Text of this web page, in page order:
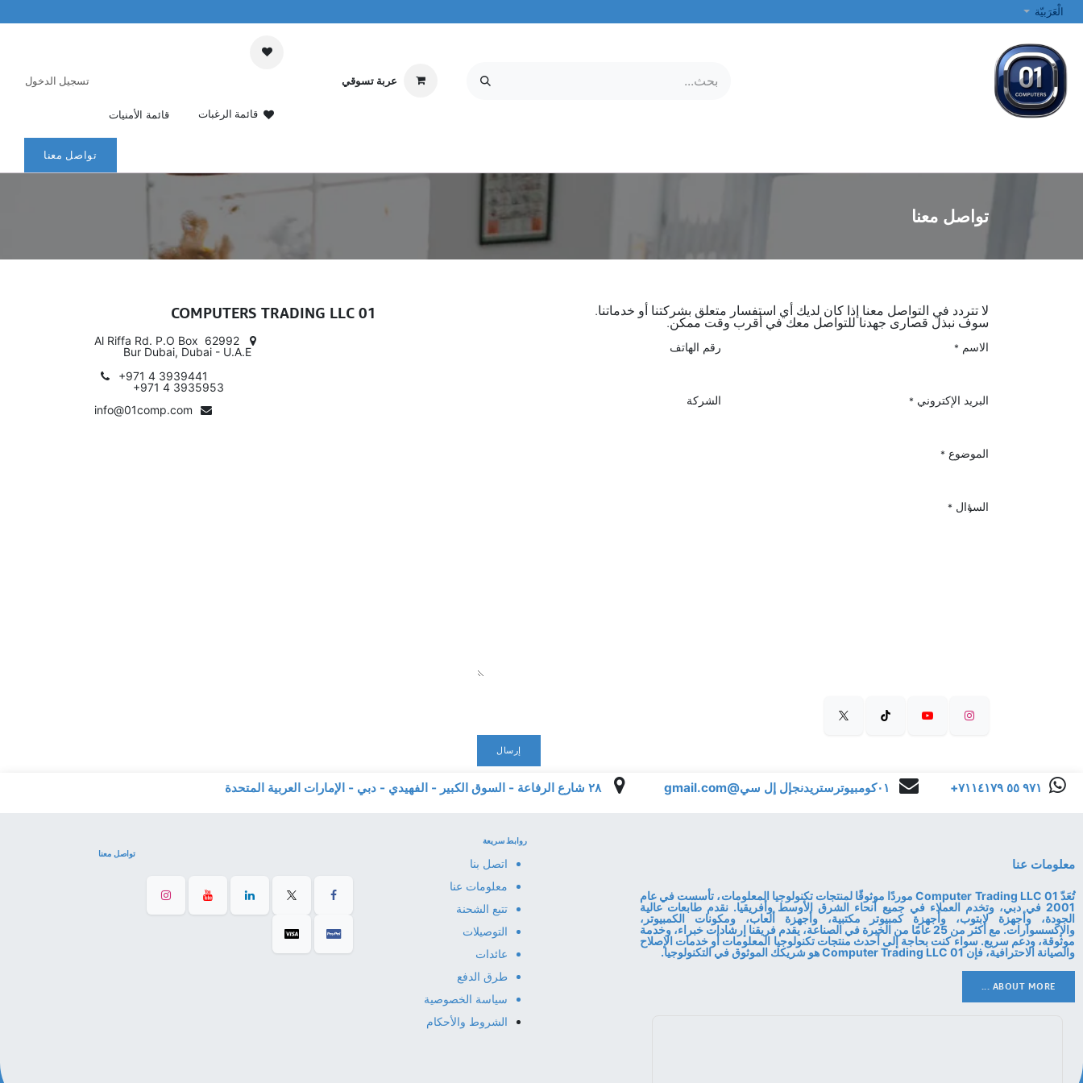
تخطي للذهاب إلى المحتوى
الْعَرَبيّة
عربة تسوقي
قائمة الرغبات قائمة الأمنيات
تسجيل الدخول
تواصل معنا
تواصل معنا
لا تتردد في التواصل معنا إذا كان لديك أي استفسار متعلق بشركتنا أو خدماتنا.
سوف نبذل قصارى جهدنا للتواصل معك في أقرب وقت ممكن.
الاسم * رقم الهاتف
البريد الإكتروني * الشركة
الموضوع *
السؤال *
إرسال
01 COMPUTERS TRADING LLC
Al Riffa Rd. P.O Box 62992
Bur Dubai, Dubai - U.A.E
+971 4 3939441
+971 4 3935953
info@01comp.com
معلومات عنا
تُعَدّ 01 Computer Trading LLC موردًا موثوقًا لمنتجات تكنولوجيا المعلومات، تأسست في عام
2001 في دبي، وتخدم العملاء في جميع أنحاء الشرق الأوسط وأفريقيا. نقدم طابعات عالية
الجودة، وأجهزة لابتوب، وأجهزة كمبيوتر مكتبية، وأجهزة ألعاب، ومكونات الكمبيوتر،
والإكسسوارات. مع أكثر من 25 عامًا من الخبرة في الصناعة، يقدم فريقنا إرشادات خبراء، وخدمة
موثوقة، ودعم سريع. سواء كنت بحاجة إلى أحدث منتجات تكنولوجيا المعلومات أو خدمات الإصلاح
والصيانة الاحترافية، فإن 01 Computer Trading LLC هو شريكك الموثوق في التكنولوجيا.
ABOUT MORE ...
روابط سريعة
اتصل بنا
معلومات عنا
تتبع الشحنة
التوصيلات
عائدات
طرق الدفع
سياسة الخصوصية
الشروط والأحكام
تواصل معنا
+٩٧١ ٥٥ ٧١١٤١٧٩ ٢٨ شارع الرفاعة - السوق الكبير - الفهيدي - دبي - الإمارات العربية المتحدة